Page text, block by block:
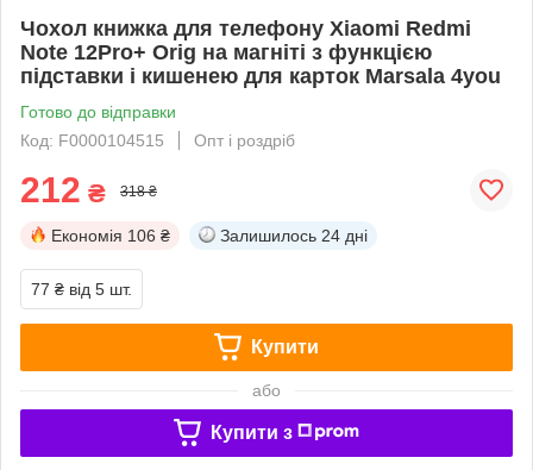
Чохол книжка для телефону Xiaomi Redmi
Note 12Pro+ Orig на магніті з функцією
підставки і кишенею для карток Marsala 4you
Готово до відправки
Код: F0000104515
Опт і роздріб
212 ₴ 318 ₴
Економія 106 ₴ Залишилось 24 дні
77 ₴ від 5 шт.
Купити
або
Купити з